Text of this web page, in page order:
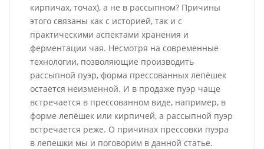
кирпичах, точах), а не в рассыпном? Причины
этого связаны как с историей, так и с
практическими аспектами хранения и
ферментации чая. Несмотря на современные
технологии, позволяющие производить
рассыпной пуэр, форма прессованных лепёшек
остаётся неизменной. И в продаже пуэр чаще
встречается в прессованном виде, например, в
форме лепёшек или кирпичей, а рассыпной пуэр
встречается реже. О причинах прессовки пуэра
в лепешки мы и поговорим в данной статье.